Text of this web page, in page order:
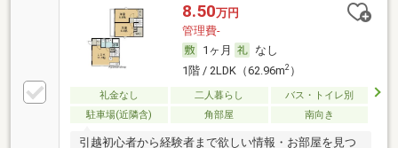
8.50万円
管理費-
1ヶ月
なし
1階 / 2LDK（62.96m2）
礼金なし 二人暮らし
バス・トイレ別
駐車場(近隣含)
角部屋 南向き
引越初心者から経験者まで欲しい情報・お部屋を見つ